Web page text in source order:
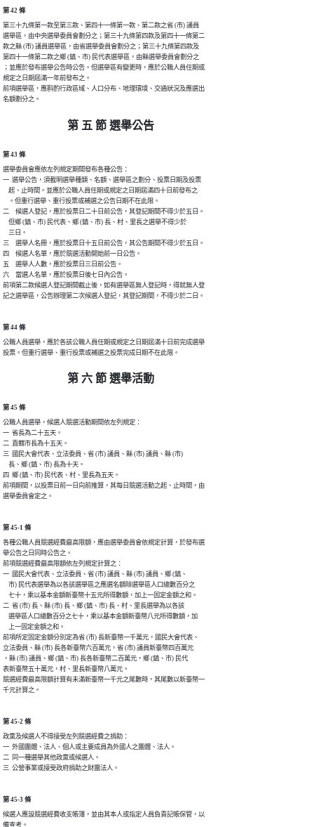
第 42 條
第三十九條第一款至第三款、第四十一條第一款、第二款之省 (市) 議員
選舉區，由中央選舉委員會劃分之；第三十九條第四款及第四十一條第二
款之縣 (市) 議員選舉區，由省選舉委員會劃分之；第三十九條第四款及
第四十一條第二款之鄉 (鎮、市) 民代表選舉區，由縣選舉委員會劃分之
；並應於發布選舉公告時公告。但選舉區有變更時，應於公職人員任期或
規定之日期屆滿一年前發布之。
前項選舉區，應斟酌行政區域、人口分布、地理環境、交通狀況及應選出
名額劃分之。
第 五 節 選舉公告
第 43 條
選舉委員會應依左列規定期間發布各種公告：
一  選舉公告，須載明選舉種類、名額、選舉區之劃分、投票日期及投票
    起、止時間。並應於公職人員任期或規定之日期屆滿四十日前發布之
    。但重行選舉、重行投票或補選之公告日期不在此限。
二　候選人登記，應於投票日二十日前公告，其登記期間不得少於五日。
    但鄉 (鎮、市) 民代表、鄉 (鎮、市) 長、村、里長之選舉不得少於
    三日。
三　選舉人名冊，應於投票日十五日前公告，其公告期間不得少於五日。
四　候選人名單，應於競選活動開始前一日公告。
五　選舉人人數，應於投票日三日前公告。
六　當選人名單，應於投票日後七日內公告。
前項第二款候選人登記期間截止後，如有選舉區無人登記時，得就無人登
第 44 條
公職人員選舉，應於各該公職人員任期或規定之日期屆滿十日前完成選舉
第 六 節 選舉活動
第 45 條
公職人員選舉，候選人競選活動期間依左列規定：
一  省長為二十五天。
二  直轄市長為十五天。
三  國民大會代表、立法委員、省 (市) 議員、縣 (市) 議員、縣 (市)
    長、鄉 (鎮、市) 長為十天。
四  鄉 (鎮、市) 民代表、村、里長為五天。
前項期間，以投票日前一日向前推算，其每日競選活動之起、止時間，由
選舉委員會定之。
第 45-1 條
各種公職人員競選經費最高限額，應由選舉委員會依規定計算，於發布選
舉公告之日同時公告之。
前項競選經費最高限額依左列規定計算之：
一  國民大會代表、立法委員、省 (市) 議員、縣 (市) 議員、鄉 (鎮、
    市) 民代表選舉為以各該選舉區之應選名額除選舉區人口總數百分之
    七十，乘以基本金額新臺幣十五元所得數額，加上一固定金額之和。
二  省 (市) 長、縣 (市) 長、鄉 (鎮、市) 長、村、里長選舉為以各該
    選舉區人口總數百分之七十，乘以基本金額新臺幣八元所得數額，加
    上一固定金額之和。
前項所定固定金額分別定為省 (市) 長新臺幣一千萬元，國民大會代表、
立法委員、縣 (市) 長各新臺幣六百萬元，省 (市) 議員新臺幣四百萬元
，縣 (市) 議員、鄉 (鎮、市) 長各新臺幣二百萬元，鄉 (鎮、市) 民代
表新臺幣五十萬元，村、里長新臺幣八萬元。
競選經費最高限額計算有未滿新臺幣一千元之尾數時，其尾數以新臺幣一
千元計算之。
第 45-2 條
政黨及候選人不得接受左列競選經費之捐助：
一  外國團體、法人、個人或主要成員為外國人之團體、法人。
二  同一種選舉其他政黨或候選人。
三  公營事業或接受政府捐助之財團法人。
第 45-3 條
候選人應設競選經費收支帳簿，並由其本人或指定人員負責記帳保管，以
備查考。